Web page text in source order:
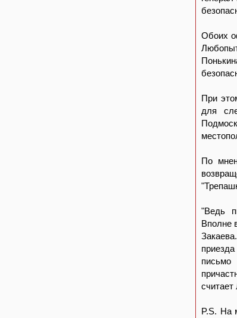
Обоих
При
для
По
"Ведь
Вполне
письмо
считает
P.S. На